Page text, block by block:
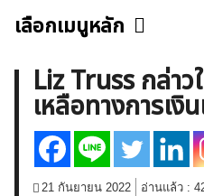
ค้นหา
สำหรับ:
เลือกเมนูหลัก
ข่าวฟอเร็กซ์และสกุลเงิน คริปโ
บทวิเคราะห์
เศรษฐกิจทั่วไป
สินค้าโภคภัณฑ์
โบรกเกอร์ FX
กองทุน Forex
ฟรี EA
Liz Truss กล่าว
เหลือทางการเงิ
21 กันยายน 2022 อ่านแล้ว :